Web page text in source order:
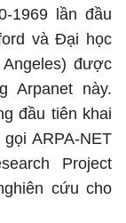
1969 lần đầu
và Đại học
Angeles) được
Arpanet này.
đầu tiên khai
ARPA-NET
Project
cứu cho